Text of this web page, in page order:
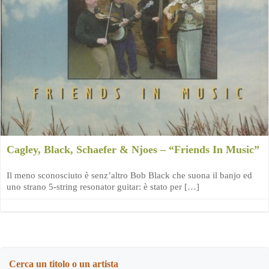
Cagley, Black, Schaefer & Njoes – “Friends In Music”
Il meno sconosciuto è senz’altro Bob Black che suona il banjo ed
uno strano 5-string resonator guitar: è stato per […]
Cerca un titolo o un artista